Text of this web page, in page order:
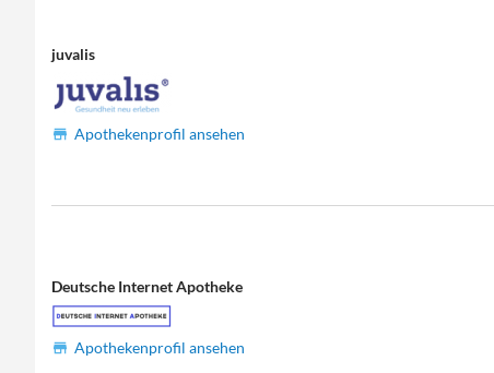
juvalis
Apothekenprofil ansehen
Deutsche Internet Apotheke
Apothekenprofil ansehen